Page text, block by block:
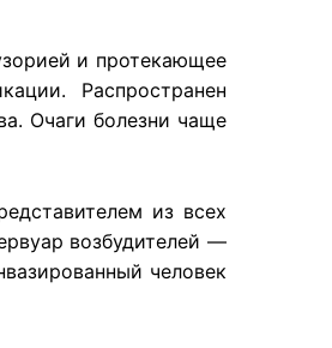
и протекающее
Распространен
Очаги болезни чаще
из всех
возбудителей —
человек